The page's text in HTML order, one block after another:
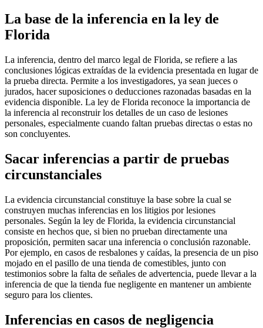
La base de la inferencia en la ley de
Florida
La inferencia, dentro del marco legal de Florida, se refiere a las
conclusiones lógicas extraídas de la evidencia presentada en lugar de
la prueba directa. Permite a los investigadores, ya sean jueces o
jurados, hacer suposiciones o deducciones razonadas basadas en la
evidencia disponible. La ley de Florida reconoce la importancia de
la inferencia al reconstruir los detalles de un caso de lesiones
personales, especialmente cuando faltan pruebas directas o estas no
son concluyentes.
Sacar inferencias a partir de pruebas
circunstanciales
La evidencia circunstancial constituye la base sobre la cual se
construyen muchas inferencias en los litigios por lesiones
personales. Según la ley de Florida, la evidencia circunstancial
consiste en hechos que, si bien no prueban directamente una
proposición, permiten sacar una inferencia o conclusión razonable.
Por ejemplo, en casos de resbalones y caídas, la presencia de un piso
mojado en el pasillo de una tienda de comestibles, junto con
testimonios sobre la falta de señales de advertencia, puede llevar a la
inferencia de que la tienda fue negligente en mantener un ambiente
seguro para los clientes.
Inferencias en casos de negligencia